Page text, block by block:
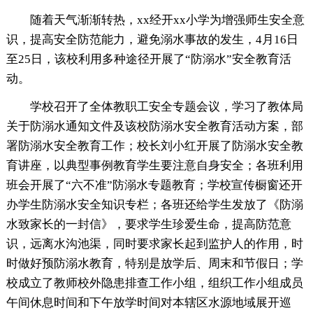
随着天气渐渐转热，xx经开xx小学为增强师生安全意
识，提高安全防范能力，避免溺水事故的发生，4月16日
至25日，该校利用多种途径开展了“防溺水”安全教育活
动。
学校召开了全体教职工安全专题会议，学习了教体局
关于防溺水通知文件及该校防溺水安全教育活动方案，部
署防溺水安全教育工作；校长刘小红开展了防溺水安全教
育讲座，以典型事例教育学生要注意自身安全；各班利用
班会开展了“六不准”防溺水专题教育；学校宣传橱窗还开
办学生防溺水安全知识专栏；各班还给学生发放了《防溺
水致家长的一封信》，要求学生珍爱生命，提高防范意
识，远离水沟池渠，同时要求家长起到监护人的作用，时
时做好预防溺水教育，特别是放学后、周末和节假日；学
校成立了教师校外隐患排查工作小组，组织工作小组成员
午间休息时间和下午放学时间对本辖区水源地域展开巡